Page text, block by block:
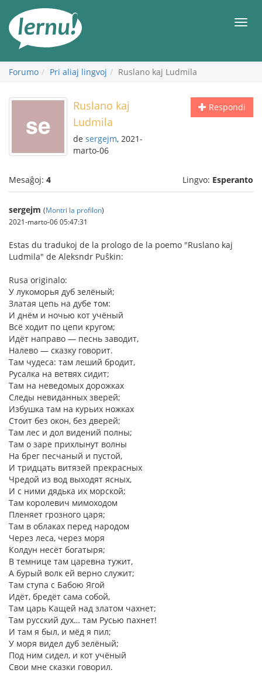
enhavo
Forumo Pri aliaj lingvoj Ruslano kaj Ludmila
Respondi
Ruslano kaj
Ludmila
de sergejm, 2021-
marto-06
Mesaĝoj: 4 Lingvo: Esperanto
sergejm (Montri la profilon)
2021-marto-06 05:47:31
Estas du tradukoj de la prologo de la poemo "Ruslano kaj
Ludmila" de Aleksndr Puŝkin:
Rusa originalo:
У лукоморья дуб зелёный;
Златая цепь на дубе том:
И днём и ночью кот учёный
Всё ходит по цепи кругом;
Идёт направо — песнь заводит,
Налево — сказку говорит.
Там чудеса: там леший бродит,
Русалка на ветвях сидит;
Там на неведомых дорожках
Следы невиданных зверей;
Избушка там на курьих ножках
Стоит без окон, без дверей;
Там лес и дол видений полны;
Там о заре прихлынут волны
На брег песчаный и пустой,
И тридцать витязей прекрасных
Чредой из вод выходят ясных,
И с ними дядька их морской;
Там королевич мимоходом
Пленяет грозного царя;
Там в облаках перед народом
Через леса, через моря
Колдун несёт богатыря;
В темнице там царевна тужит,
А бурый волк ей верно служит;
Там ступа с Бабою Ягой
Идёт, бредёт сама собой,
Там царь Кащей над златом чахнет;
Там русский дух… там Русью пахнет!
И там я был, и мёд я пил;
У моря видел дуб зелёный;
Под ним сидел, и кот учёный
Свои мне сказки говорил.